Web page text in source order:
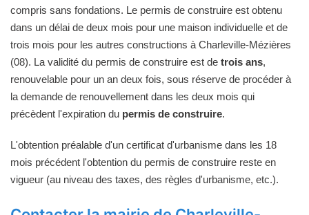
compris sans fondations. Le permis de construire est obtenu
dans un délai de deux mois pour une maison individuelle et de
trois mois pour les autres constructions à Charleville-Mézières
(08). La validité du permis de construire est de trois ans,
renouvelable pour un an deux fois, sous réserve de procéder à
la demande de renouvellement dans les deux mois qui
précèdent l'expiration du permis de construire.
L'obtention préalable d'un certificat d'urbanisme dans les 18
mois précédent l'obtention du permis de construire reste en
vigueur (au niveau des taxes, des règles d'urbanisme, etc.).